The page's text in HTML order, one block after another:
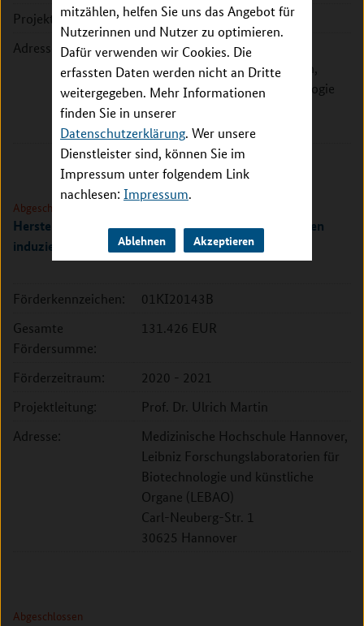
mitzählen, helfen Sie uns das Angebot für
Nutzerinnen und Nutzer zu optimieren.
Dafür verwenden wir Cookies. Die
erfassten Daten werden nicht an Dritte
weitergegeben. Mehr Informationen
finden Sie in unserer
Datenschutzerklärung. Wer unsere
Dienstleister sind, können Sie im
Impressum unter folgendem Link
nachlesen: Impressum.
Ablehnen Akzeptieren
Projektleitung:
Prof. Dr. Sandra Ciesek
Adresse:
Johann Wolfgang Goethe-
Universität Frankfurt am Main,
Institut für Medizinische Virologie
Paul-Ehrlich-Str. 40
60596 Frankfurt am Main
Abgeschlossen
Herstellung von Atemwegsepithelzellen aus humanen
induzierten pluripotenten Stammzellen
Förderkennzeichen:
01KI20143B
Gesamte
Fördersumme:
131.426 EUR
Förderzeitraum:
2020 - 2021
Projektleitung:
Prof. Dr. Ulrich Martin
Adresse:
Medizinische Hochschule Hannover,
Leibniz Forschungslaboratorien für
Biotechnologie und künstliche
Organe (LEBAO)
Carl-Neuberg-Str. 1
30625 Hannover
Abgeschlossen